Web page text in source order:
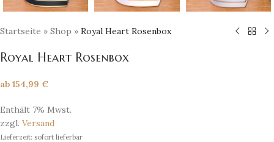
Startseite » Shop » Royal Heart Rosenbox
Royal Heart Rosenbox
ab 154,99 €
Enthält 7% Mwst.
zzgl. Versand
Lieferzeit: sofort lieferbar